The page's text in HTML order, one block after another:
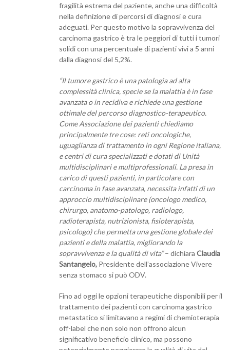
fragilità estrema del paziente, anche una difficoltà
nella definizione di percorsi di diagnosi e cura
adeguati. Per questo motivo la sopravvivenza del
carcinoma gastrico è tra le peggiori di tutti i tumori
solidi con una percentuale di pazienti vivi a 5 anni
dalla diagnosi del 5,2%.
“Il tumore gastrico è una patologia ad alta
complessità clinica, specie se la malattia è in fase
avanzata o in recidiva e richiede una gestione
ottimale del percorso diagnostico-terapeutico.
Come Associazione dei pazienti chiediamo
principalmente tre cose: reti oncologiche,
uguaglianza di trattamento in ogni Regione italiana,
e centri di cura specializzati e dotati di Unità
multidisciplinari e multiprofessionali. La presa in
carico di questi pazienti, in particolare con
carcinoma in fase avanzata, necessita infatti di un
approccio multidisciplinare (oncologo medico,
chirurgo, anatomo-patologo, radiologo,
radioterapista, nutrizionista, fisioterapista,
psicologo) che permetta una gestione globale dei
pazienti e della malattia, migliorando la
sopravvivenza e la qualità di vita”– dichiara Claudia
Santangelo, Presidente dell’associazione Vivere
senza stomaco si può ODV.
Fino ad oggi le opzioni terapeutiche disponibili per il
trattamento dei pazienti con carcinoma gastrico
metastatico si limitavano a regimi di chemioterapia
off-label che non solo non offrono alcun
significativo beneficio clinico, ma possono